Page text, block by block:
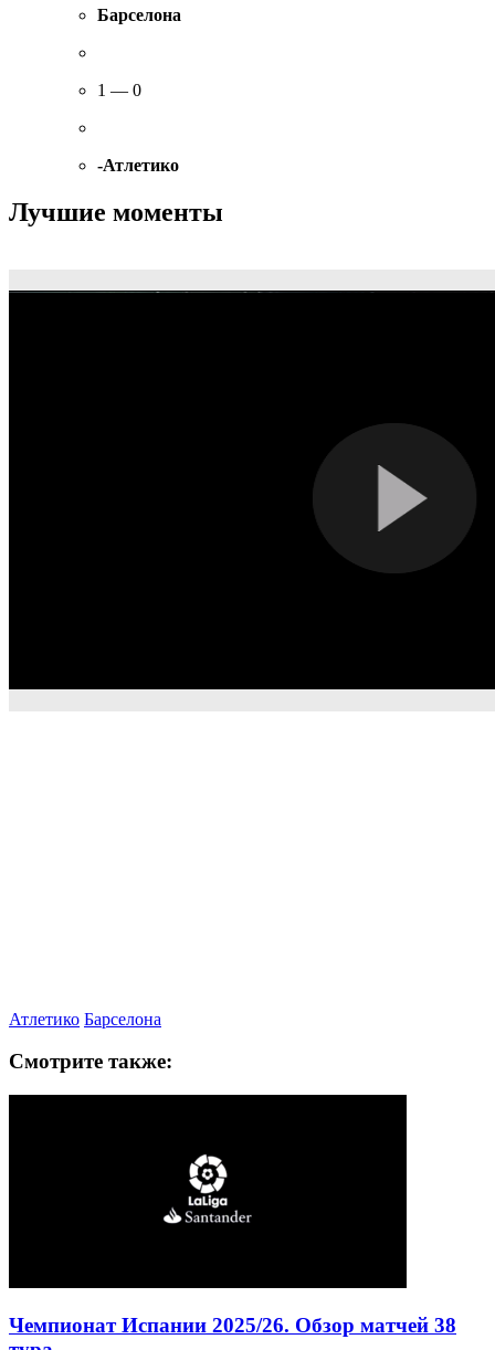
Барселона
1 — 0
-Атлетико
Лучшие моменты
Атлетико Барселона
Смотрите также:
Чемпионат Испании 2025/26. Обзор матчей 38